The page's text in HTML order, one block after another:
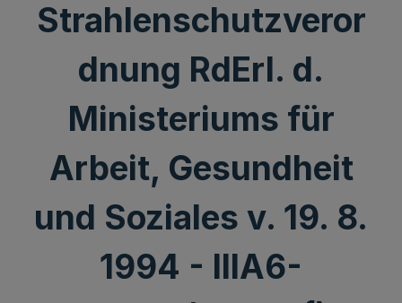
Strahlenschutzveror
dnung RdErl. d.
Ministeriums für
Arbeit, Gesundheit
und Soziales v. 19. 8.
1994 - IIIA6-